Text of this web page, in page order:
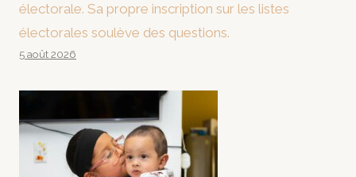
électorale. Sa propre inscription sur les listes
électorales soulève des questions.
5 août 2026